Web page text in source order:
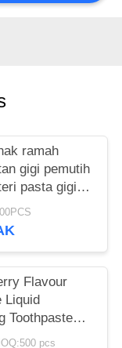
ramah
gigi pemutih
pasta gigi
dari
anak-anak
Flavour
Liquid
Toothpaste
pcs